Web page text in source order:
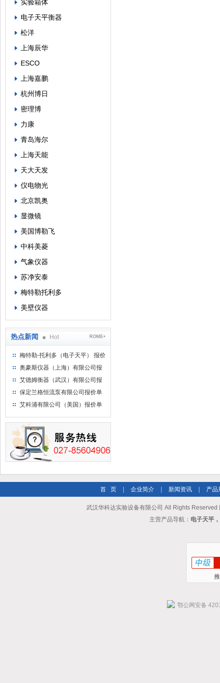
实验箱体
电子天平衡器
松洋
上海辰华
ESCO
上海嘉鹏
杭州博日
密理博
力康
青岛海尔
上海天能
天大天发
仪电物光
北京凯奥
显微镜
美国博勒飞
中科美菱
气象仪器
苏净安泰
梅特勒托利多
美壁仪器
热点新闻 Hot ROME+
梅特勒-托利多（电子天平） 报价
单
奥豪斯仪器（上海）有限公司报
价单
艾德姆衡器（武汉）有限公司报
价单
保定兰格恒流泵有限公司报价单
艾科浦有限公司（美国）报价单
首 页 企业简介 新闻资讯 产品
武汉华科达实验设备有限公司 All Rights Reserved
主营产品导航： 电子天平
鄂公网安备